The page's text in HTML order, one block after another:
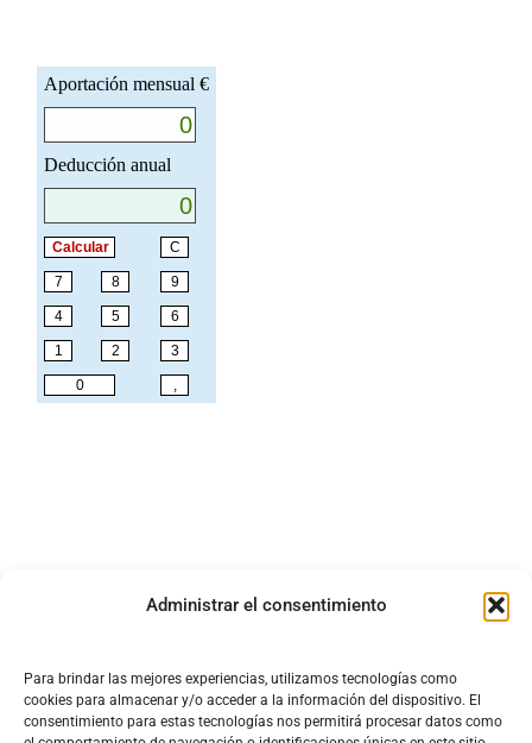
Administrar el consentimiento
Para brindar las mejores experiencias, utilizamos tecnologías como
cookies para almacenar y/o acceder a la información del dispositivo. El
consentimiento para estas tecnologías nos permitirá procesar datos como